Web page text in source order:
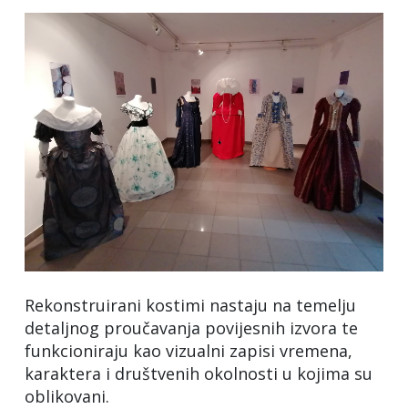
Rekonstruirani kostimi nastaju na temelju
detaljnog proučavanja povijesnih izvora te
funkcioniraju kao vizualni zapisi vremena,
karaktera i društvenih okolnosti u kojima su
oblikovani.